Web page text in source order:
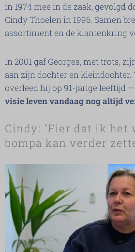
in 1974 mee in de zaak, gevolgd
Cindy Thoelen in 1996. Samen
assortiment en de klantenkring
In 2001 gaf Georges, met trots,
aan zijn dochter en kleindochter.
overleed hij op 91-jarige leeftijd
visie leven vandaag nog altijd
Cindy: "Fier dat ik het
bompa kan verder